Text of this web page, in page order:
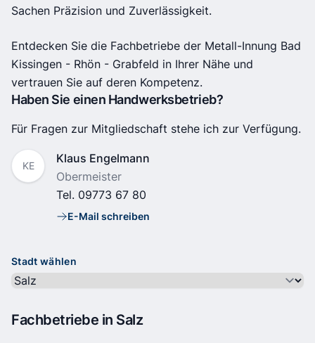
Sachen Präzision und Zuverlässigkeit.
Entdecken Sie die Fachbetriebe der Metall-Innung Bad
Kissingen - Rhön - Grabfeld in Ihrer Nähe und
vertrauen Sie auf deren Kompetenz.
Haben Sie einen Handwerksbetrieb?
Für Fragen zur Mitgliedschaft stehe ich zur Verfügung.
KE
Name
Klaus Engelmann
Position
Obermeister
Tel. 09773 67 80
E-Mail
E-Mail schreiben
Stadt wählen
Fachbetriebe in Salz